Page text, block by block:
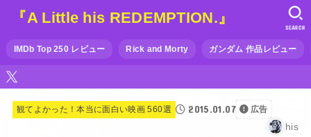
『A Little his REDEMPTION.』
IMDb Top 250 レビュー Rick and Morty ガンダム 作品レビュー
SEARCH
観てよかった！本当に面白い映画 560選 2015.01.07 広告
his